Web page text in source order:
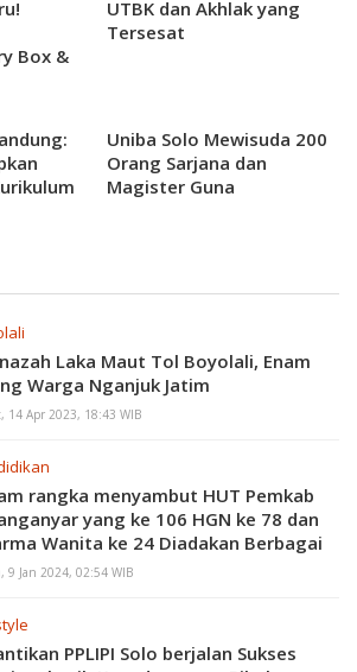
Box &
UTBK dan Akhlak yang
Tersesat
Uniba Solo Mewisuda 200
Orang Sarjana dan
Magister Guna
Laka Maut Tol Boyolali, Enam
Warga Nganjuk Jatim
14 Apr 2023, 18:43 WIB
rangka menyambut HUT Pemkab
yang ke 106 HGN ke 78 dan
Wanita ke 24 Diadakan Berbagai
9 Jan 2024, 02:54 WIB
PPLIPI Solo berjalan Sukses